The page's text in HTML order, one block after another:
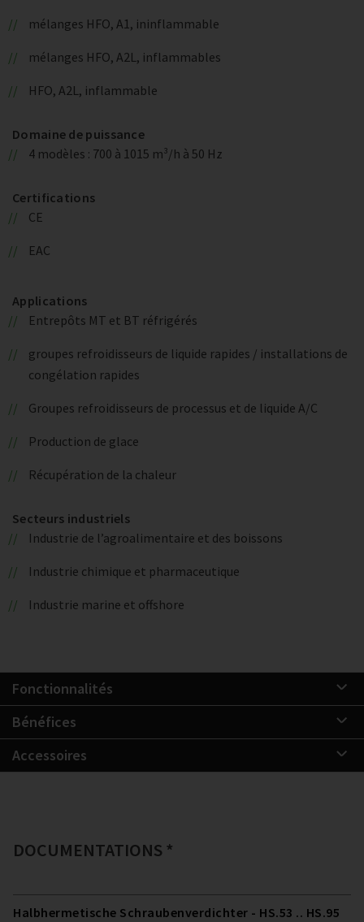
mélanges HFO, A1, ininflammable
mélanges HFO, A2L, inflammables
HFO, A2L, inflammable
Domaine de puissance
4 modèles : 700 à 1015 m³/h à 50 Hz
Certifications
CE
EAC
Applications
Entrepôts MT et BT réfrigérés
groupes refroidisseurs de liquide rapides / installations de
congélation rapides
Groupes refroidisseurs de processus et de liquide A/C
Production de glace
Récupération de la chaleur
Secteurs industriels
Industrie de l’agroalimentaire et des boissons
Industrie chimique et pharmaceutique
Industrie marine et offshore
Fonctionnalités
Bénéfices
Accessoires
DOCUMENTATIONS *
Halbhermetische Schraubenverdichter - HS.53 .. HS.95